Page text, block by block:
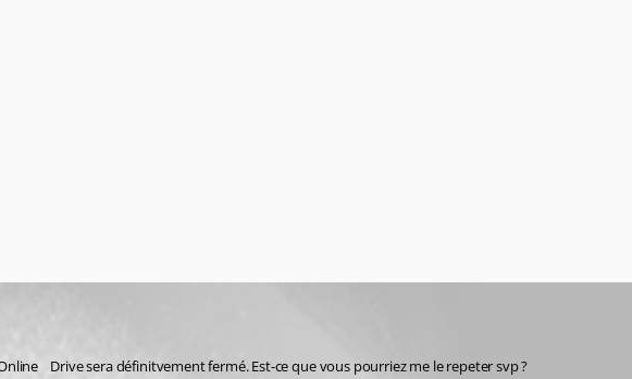
Drive sera définitvement fermé. Est-ce que vous pourriez me le repeter svp ?